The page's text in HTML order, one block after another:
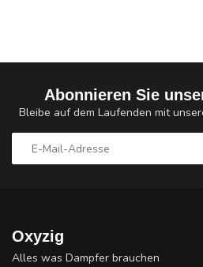
Abonnieren Sie
Bleibe auf dem Laufenden mit
Oxyzig
Alles was Dampfer brauchen